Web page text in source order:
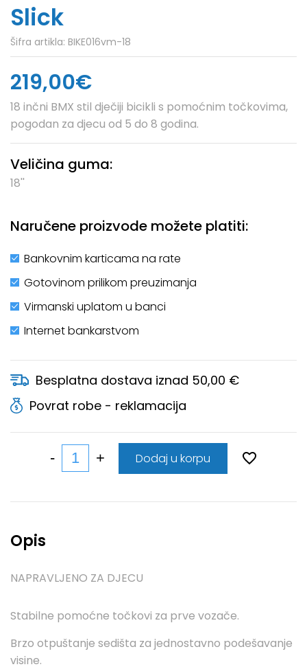
Slick
Šifra artikla: BIKE016vm-18
219,00€
18 inčni BMX stil dječiji bicikli s pomoćnim točkovima,
pogodan za djecu od 5 do 8 godina.
Veličina guma:
18''
Naručene proizvode možete platiti:
Bankovnim karticama na rate
Gotovinom prilikom preuzimanja
Virmanski uplatom u banci
Internet bankarstvom
Besplatna dostava iznad 50,00 €
Povrat robe - reklamacija
Dodaj u korpu
Opis
NAPRAVLJENO ZA DJECU
Stabilne pomoćne točkovi za prve vozače.
Brzo otpuštanje sedišta za jednostavno podešavanje
visine.